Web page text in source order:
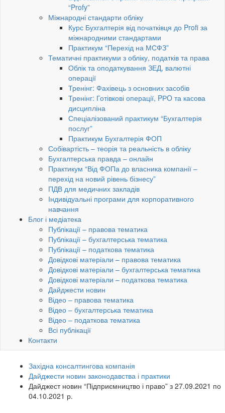
“Profy”
Міжнародні стандарти обліку
Курс Бухгалтерія від початківця до Profi за
міжнародними стандартами
Практикум “Перехід на МСФЗ”
Тематичні практикуми з обліку, податків та права
Облік та оподаткування ЗЕД, валютні
операції
Тренінг: Фахівець з основних засобів
Тренінг: Готівкові операції, PРO та касова
дисципліна
Спеціалізований практикум “Бухгалтерія
послуг”
Практикум Бухгалтерія ФОП
Собівартість – теорія та реальність в обліку
Бухгалтерська правда – онлайн
Практикум “Від ФОПа до власника компанії –
перехід на новий рівень бізнесу”
ПДВ для медичних закладів
Індивідуальні програми для корпоративного
навчання
Блог і медіатека
Публікації – правова тематика
Публікації – бухгалтерська тематика
Публікації – податкова тематика
Довідкові матеріали – правова тематика
Довідкові матеріали – бухгалтерська тематика
Довідкові матеріали – податкова тематика
Дайджести новин
Відео – правова тематика
Відео – бухгалтерська тематика
Відео – податкова тематика
Всі публікації
Контакти
Західна консалтингова компанія
Дайджести новин законодавства і практики
Дайджест новин “Підприємництво і право” з 27.09.2021 по
04.10.2021 р.